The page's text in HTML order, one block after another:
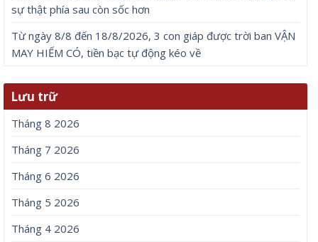
sự thật phía sau còn sốc hơn
Từ ngày 8/8 đến 18/8/2026, 3 con giáp được trời ban VẬN
MAY HIẾM CÓ, tiền bạc tự động kéo về
Lưu trữ
Tháng 8 2026
Tháng 7 2026
Tháng 6 2026
Tháng 5 2026
Tháng 4 2026